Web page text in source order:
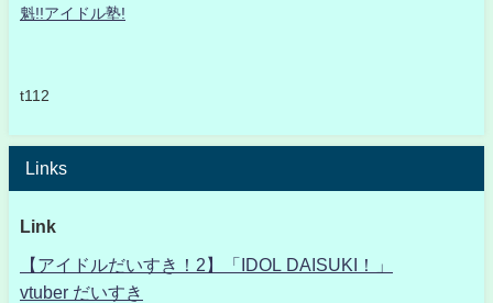
魁!!アイドル塾!
t112
Links
Link
【アイドルだいすき！2】「IDOL DAISUKI！」
vtuber だいすき